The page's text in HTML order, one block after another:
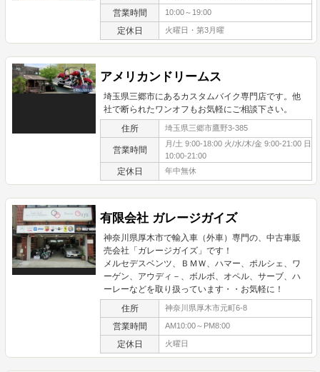
営業時間 10:00～19:00
定休日 火曜日・第3月曜
アメリカンドリームス
埼玉県三郷市にあるカスタムバイク専門店です。他
社で断られたワンオフもお気軽にご相談下さい。
住所 埼玉県三郷市鷹野3-385
営業時間
月/土 9:00-18:00 火/水/木/金 9:00-21:00 日
10:00-21:00
定休日 年中無休
有限会社 ガレージガイズ
神奈川県厚木市で輸入車（外車）専門の、中古車販
売会社「ガレージガイズ」です！
メルセデスベンツ、ＢＭＷ、ハマー、ポルシェ、ワ
ーゲン、アウディ－、ボルボ、オペル、サーブ、ハ
ーレーなどを取り扱っています・・お気軽に！
住所 神奈川県厚木市元町6-8
営業時間 AM10:00～PM8:00
定休日 火曜日